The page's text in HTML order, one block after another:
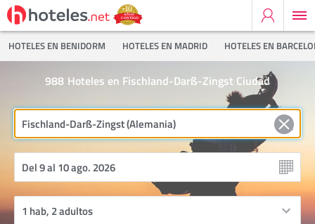
HOTELES EN BENIDORM HOTELES EN MADRID HOTELES EN
Hoteles en Fischland-Darß-Zingst Ciudad
988